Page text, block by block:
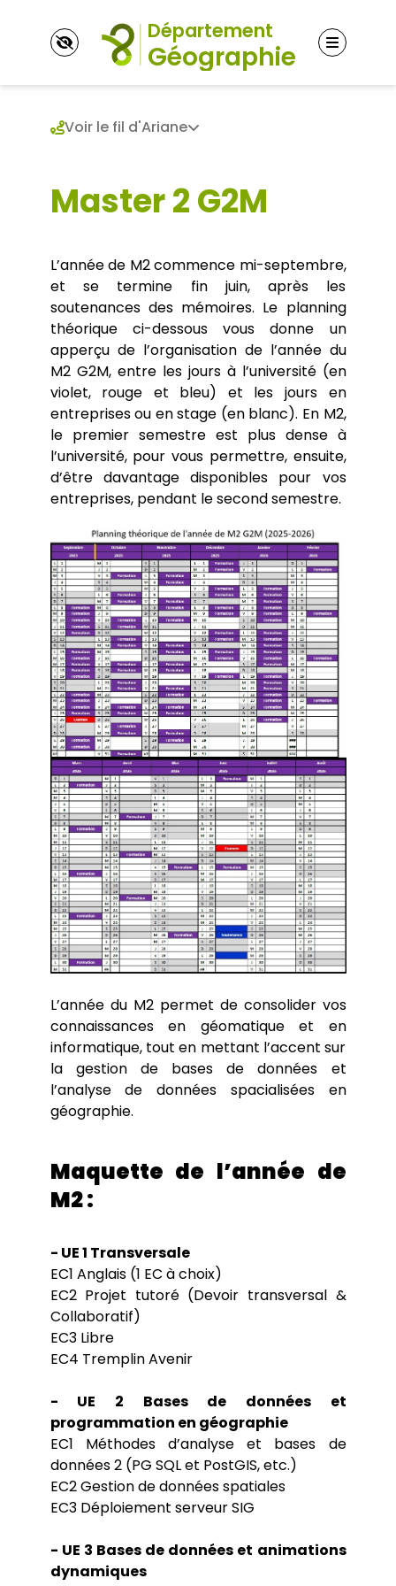
Université Paris 8
Paris 8 Université des créations
Le département de Géographie de Paris 8
L’équipe pédagogique
Contacts
Association Toutes latitudes
L’histoire du département de géographie
Licence
Présentation de la Licence & Contacts
Candidater en Licence
Structure du diplôme
Enseignements pour non-géographes
Se pré-inscrire aux cours
Brochures et Emplois du temps
Rattrapages de fin d’année
Tutorats
Autres documents utiles
Master
Présentation du Master de Géographie
Ouverture rentrée 2026 ! Le parcours TERRA
(Trajectoires et Alternatives en
Environnement)
Le parcours G2M (Géomatique,
Géodécisionnel, Géomarketing et Multimédia)
Master Géographie Parcours VARAP (dernière
année 2025/2026)
Candidater au Master, TERRA ou G2M (rentrée
2026)
Doctorat
Laboratoires de recherche
Écoles doctorales
Hauts lieux
Cartothèque
La plateforme analytique GÉOPE
Pôle image
Cantoche
Le POPS
La station météorologique
Le potager du département
Rucher de Paris 8
Étudier à l’étranger
Voir le fil d'Ariane
Master 2 G2M
L’année de M2 commence mi-septembre,
et se termine fin juin, après les
soutenances des mémoires. Le planning
théorique ci-dessous vous donne un
apperçu de l’organisation de l’année du
M2 G2M, entre les jours à l’université (en
violet, rouge et bleu) et les jours en
entreprises ou en stage (en blanc). En M2,
le premier semestre est plus dense à
l’université, pour vous permettre, ensuite,
d’être davantage disponibles pour vos
entreprises, pendant le second semestre.
L’année du M2 permet de consolider vos
connaissances en géomatique et en
informatique, tout en mettant l’accent sur
la gestion de bases de données et
l’analyse de données spacialisées en
géographie.
Maquette de l’année de
M2 :
- UE 1 Transversale
EC1 Anglais (1 EC à choix)
EC2 Projet tutoré (Devoir transversal &
Collaboratif)
EC3 Libre
EC4 Tremplin Avenir
- UE 2 Bases de données et
programmation en géographie
EC1 Méthodes d’analyse et bases de
données 2 (PG SQL et PostGIS, etc.)
EC2 Gestion de données spatiales
EC3 Déploiement serveur SIG
- UE 3 Bases de données et animations
dynamiques